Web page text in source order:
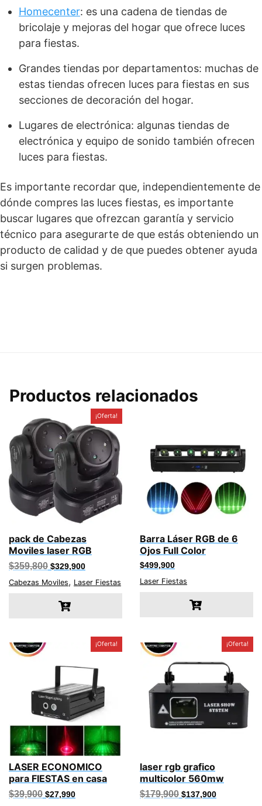
Homecenter: es una cadena de tiendas de
bricolaje y mejoras del hogar que ofrece luces
para fiestas.
Grandes tiendas por departamentos: muchas de
estas tiendas ofrecen luces para fiestas en sus
secciones de decoración del hogar.
Lugares de electrónica: algunas tiendas de
electrónica y equipo de sonido también ofrecen
luces para fiestas.
Es importante recordar que, independientemente de
dónde compres las luces fiestas, es importante
buscar lugares que ofrezcan garantía y servicio
técnico para asegurarte de que estás obteniendo un
producto de calidad y de que puedes obtener ayuda
si surgen problemas.
Productos relacionados
¡Oferta!
pack de Cabezas
Moviles laser RGB
$359,800 El
precio
original
$359,800.
$329,900El
precio
actual
Cabezas Moviles, Laser Fiestas
Barra Láser RGB de 6
Ojos Full Color
$499,900
Laser Fiestas
¡Oferta!
LASER ECONOMICO
para FIESTAS en casa
$39,900 El
$27,990El
¡Oferta!
laser rgb grafico
multicolor 560mw
$179,900 El
$137,900El